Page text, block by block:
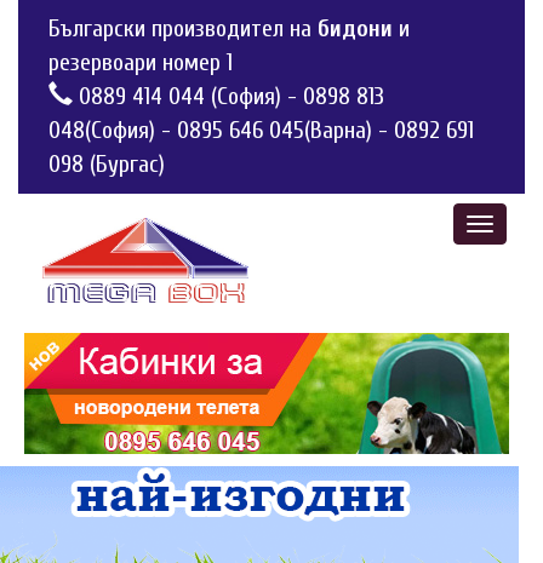
Български производител на бидони и
резервоари номер 1
0889 414 044 (София) - 0898 813
048(София) - 0895 646 045(Варна) - 0892 691
098 (Бургас)